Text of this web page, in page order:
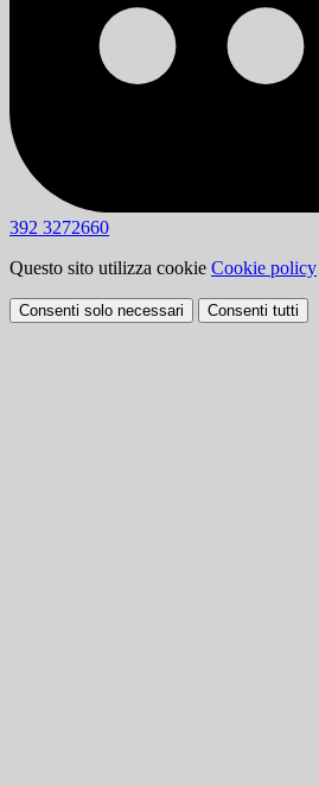
392 3272660
Questo sito utilizza cookie Cookie policy
Consenti solo necessari Consenti tutti